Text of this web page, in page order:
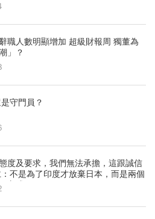
職人數明顯增加 超級財報周 獨董為
」？
守門員？
度及要求，我們無法承擔，這跟誠信
不是為了印度才放棄日本，而是兩個
方式不同